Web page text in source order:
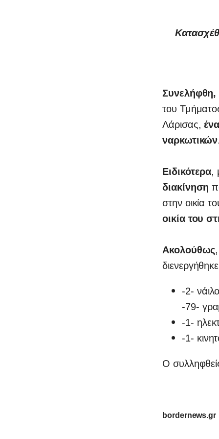
Συνελήφθη,
του
Λάρισας,
ναρκωτικών
Ειδικότερα,
διακίνηση
στην οικία
οικία του
Ακολούθως
-2-
-79-
-1-
-1-
Ο
bordernews.gr